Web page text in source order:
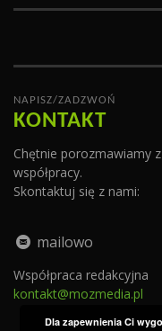
NAPISZ/ZADZWOŃ
KONTAKT
Chętnie porozmawiamy
współpracy.
Skontaktuj się z nami:
mailowo
Współpraca redakcyjna
kontakt@mozmedia.pl
Dla zapewnienia Ci